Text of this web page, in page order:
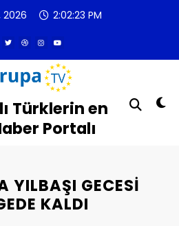
2026 2:02:23 PM
Türklerin en
Portalı
YILBAŞI GECESİ
KALDI